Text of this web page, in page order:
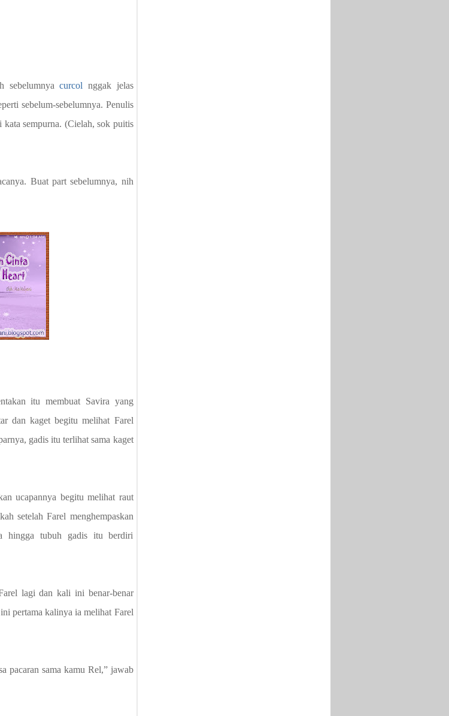
sebelumnyacurcol nggak jelas
sebelum-sebelumnya. Penulis
kata sempurna. (Cielah, sok puitis
Buat part sebelumnya, nih
itu membuat Savira yang
dan kaget begitu melihat Farel
gadis itu terlihat sama kaget
ucapannya begitu melihat raut
setelah Farel menghempaskan
hingga tubuh gadis itu berdiri
lagi dan kali ini benar-benar
pertama kalinya ia melihat Farel
pacaran sama kamu Rel,” jawab